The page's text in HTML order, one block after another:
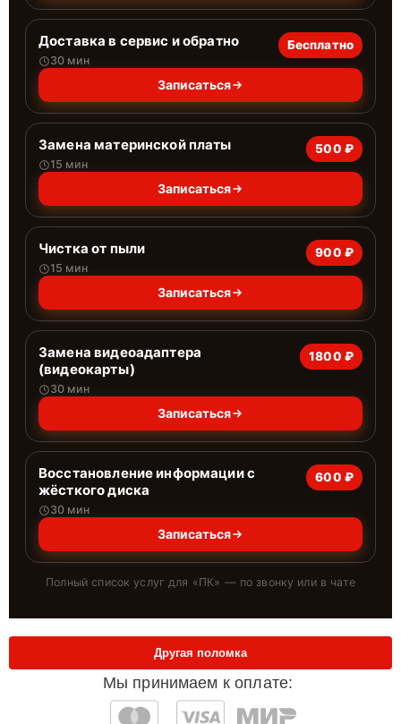
Доставка в сервис и обратно
30 мин
Бесплатно
Записаться
Замена материнской платы
15 мин
500 ₽
Записаться
Чистка от пыли
15 мин
900 ₽
Записаться
Замена видеоадаптера
(видеокарты)
30 мин
1800 ₽
Записаться
Восстановление информации с
жёсткого диска
30 мин
600 ₽
Записаться
Полный список услуг для «ПК» — по звонку или в чате
Мы принимаем к оплате:
Другая поломка